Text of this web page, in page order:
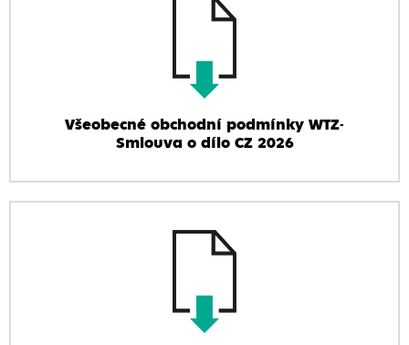
Všeobecné obchodní podmínky WTZ-
Smlouva o dílo CZ 2026